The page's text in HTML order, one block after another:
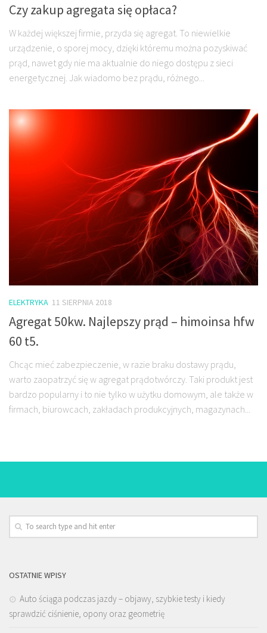
Czy zakup agregata się opłaca?
W każdej większej firmie, przyda się agregat. To niewielkie
urządzenie, o sporej mocy, dzięki któremu można pozyskiwać
prąd, nawet gdy nie ma aktualnie do niego dostępu z sieci
energetycznej. Jak wiadomo bez prądu, różnego...
ELEKTRYKA 11 SIERPNIA 2018
Agregat 50kw. Najlepszy prąd – himoinsa hfw
60 t5.
Chcąc mieć zabezpieczenie, w razie braku dostawy prądu,
warto zaopatrzyć się w agregat prądotwórczy. Taki produkt jest
bardzo popularny i to nie tylko w użytku domowym, ale także w
firmach, biurowcach, zakładach produkcyjnych, magazynach...
OSTATNIE WPISY
Auto ściąga podczas jazdy – objawy, szybkie testy i kiedy
sprawdzić ciśnienie, opony oraz geometrię